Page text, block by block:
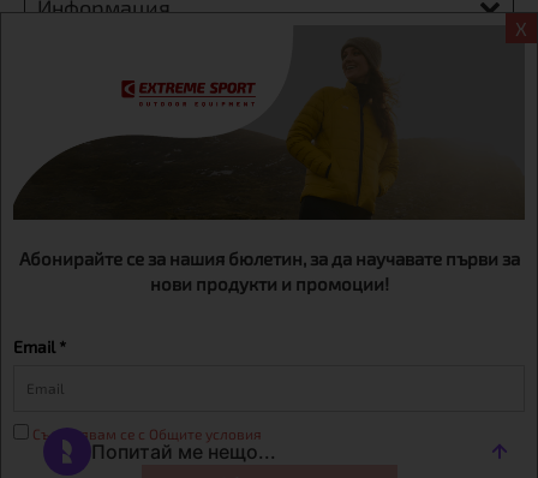
X
Абонирайте се за нашия бюлетин, за да научавате първи за
нови продукти и промоции!
Email *
Съгласявам се с Общите условия
Информация
гр. София, Овча купел, ул.692, №12, офис 1, магазини
гр.София,бул. Дондуков 42, тел.:+359 895461012